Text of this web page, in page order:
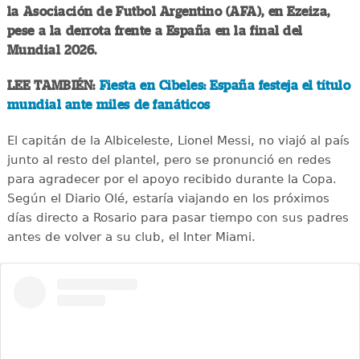
la Asociación de Futbol Argentino (AFA), en Ezeiza,
pese a la derrota frente a España en la final del
Mundial 2026.
LEE TAMBIÉN: Fiesta en Cibeles: España festeja el título
mundial ante miles de fanáticos
El capitán de la Albiceleste, Lionel Messi, no viajó al país
junto al resto del plantel, pero se pronunció en redes
para agradecer por el apoyo recibido durante la Copa.
Según el Diario Olé, estaría viajando en los próximos
días directo a Rosario para pasar tiempo con sus padres
antes de volver a su club, el Inter Miami.